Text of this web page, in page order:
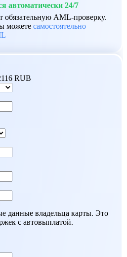
автоматически 24/7
обязательную AML-проверку.
можете самостоятельно
RUB
данные владельца карты. Это
с автовыплатой.